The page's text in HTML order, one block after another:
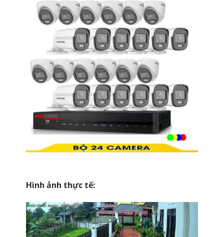
Hình ảnh thực tế: